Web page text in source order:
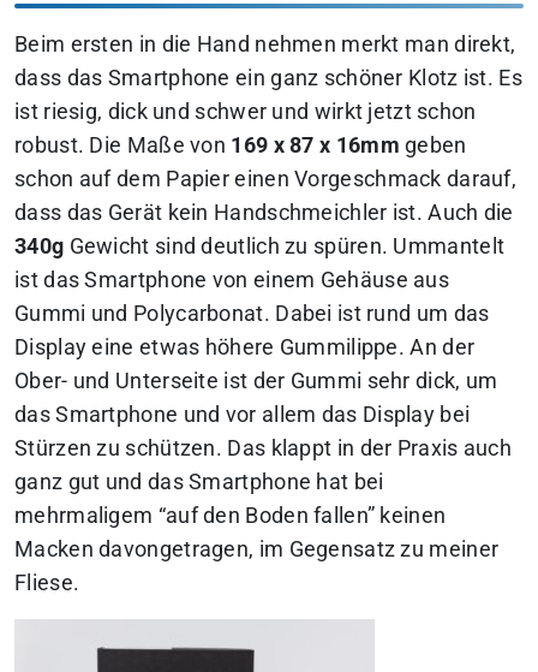
Beim ersten in die Hand nehmen merkt man direkt,
dass das Smartphone ein ganz schöner Klotz ist. Es
ist riesig, dick und schwer und wirkt jetzt schon
robust. Die Maße von 169 x 87 x 16mm geben
schon auf dem Papier einen Vorgeschmack darauf,
dass das Gerät kein Handschmeichler ist. Auch die
340g Gewicht sind deutlich zu spüren. Ummantelt
ist das Smartphone von einem Gehäuse aus
Gummi und Polycarbonat. Dabei ist rund um das
Display eine etwas höhere Gummilippe. An der
Ober- und Unterseite ist der Gummi sehr dick, um
das Smartphone und vor allem das Display bei
Stürzen zu schützen. Das klappt in der Praxis auch
ganz gut und das Smartphone hat bei
mehrmaligem “auf den Boden fallen” keinen
Macken davongetragen, im Gegensatz zu meiner
Fliese.